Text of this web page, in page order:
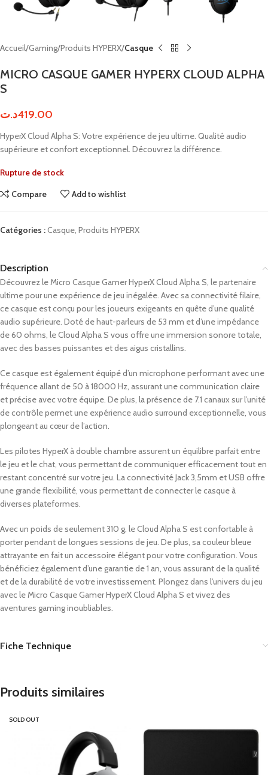
Accueil Gaming Produits HYPERX Casque
MICRO CASQUE GAMER HYPERX CLOUD ALPHA
S
419.00د.ت
HyperX Cloud Alpha S: Votre expérience de jeu ultime. Qualité audio
supérieure et confort exceptionnel. Découvrez la différence.
Rupture de stock
Compare
Add to wishlist
Catégories :Casque, Produits HYPERX
Description
Découvrez le Micro Casque Gamer HyperX Cloud Alpha S, le partenaire
ultime pour une expérience de jeu inégalée. Avec sa connectivité filaire,
ce casque est conçu pour les joueurs exigeants en quête d’une qualité
audio supérieure. Doté de haut-parleurs de 53 mm et d’une impédance
de 60 ohms, le Cloud Alpha S vous offre une immersion sonore totale,
avec des basses puissantes et des aigus cristallins.
Ce casque est également équipé d’un microphone performant avec une
fréquence allant de 50 à 18000 Hz, assurant une communication claire
et précise avec votre équipe. De plus, la présence de 7.1 canaux sur l’unité
de contrôle permet une expérience audio surround exceptionnelle, vous
plongeant au cœur de l’action.
Les pilotes HyperX à double chambre assurent un équilibre parfait entre
le jeu et le chat, vous permettant de communiquer efficacement tout en
restant concentré sur votre jeu. La connectivité Jack 3,5mm et USB offre
une grande flexibilité, vous permettant de connecter le casque à
diverses plateformes.
Avec un poids de seulement 310 g, le Cloud Alpha S est confortable à
porter pendant de longues sessions de jeu. De plus, sa couleur bleue
attrayante en fait un accessoire élégant pour votre configuration. Vous
bénéficiez également d’une garantie de 1 an, vous assurant de la qualité
et de la durabilité de votre investissement. Plongez dans l’univers du jeu
avec le Micro Casque Gamer HyperX Cloud Alpha S et vivez des
aventures gaming inoubliables.
Fiche Technique
Produits similaires
SOLD OUT